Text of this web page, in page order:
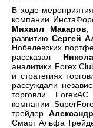
В ходе
компании
Михаил Макаров
развитию Сергей
Нобелевских
рассказал
аналитики Forex
и стратегиях
рассуждали
торговли ForexAC
компании
трейдер
Смарт Альфа